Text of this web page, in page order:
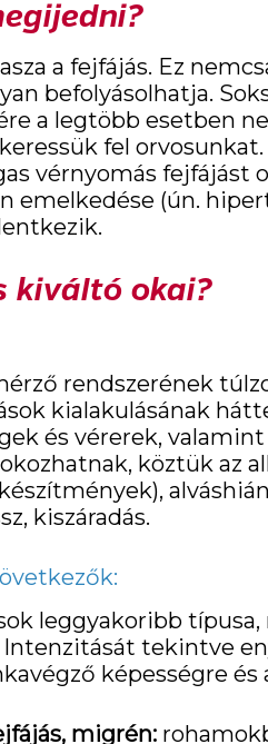
a fejfájás. Ez
befolyásolhatja.
a legtöbb esetben
fel orvosunkat.
vérnyomás fejfájást
emelkedése (ún.
kiváltó okai?
rendszerének
kialakulásának
és vérerek,
köztük az
kiszáradás.
leggyakoribb
tekintve
képességre és
migrén: